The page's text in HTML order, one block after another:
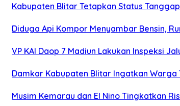
Kabupaten Blitar Tetapkan Status
Diduga Api Kompor Menyambar Bensin,
VP KAI Daop 7 Madiun Lakukan Inspeksi
Damkar Kabupaten Blitar Ingatkan
Musim Kemarau dan El Nino Tingkatkan